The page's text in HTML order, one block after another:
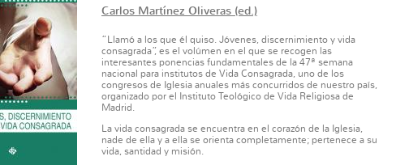
Carlos Martínez Oliveras (ed.)
“Llamó a los que él quiso. Jóvenes, discernimiento y vida
consagrada”, es el volúmen en el que se recogen las
interesantes ponencias fundamentales de la 47ª semana
nacional para institutos de Vida Consagrada, uno de los
congresos de Iglesia anuales más concurridos de nuestro país,
organizado por el Instituto Teológico de Vida Religiosa de
Madrid.
La vida consagrada se encuentra en el corazón de la Iglesia,
nade de ella y a ella se orienta completamente; pertenece a su
vida, santidad y misión.